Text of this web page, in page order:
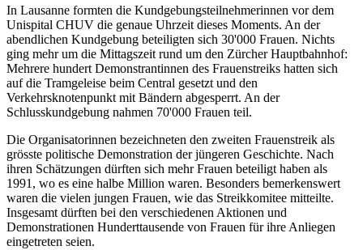
In Lausanne formten die Kundgebungsteilnehmerinnen vor dem
Unispital CHUV die genaue Uhrzeit dieses Moments. An der
abendlichen Kundgebung beteiligten sich 30'000 Frauen. Nichts
ging mehr um die Mittagszeit rund um den Zürcher Hauptbahnhof:
Mehrere hundert Demonstrantinnen des Frauenstreiks hatten sich
auf die Tramgeleise beim Central gesetzt und den
Verkehrsknotenpunkt mit Bändern abgesperrt. An der
Schlusskundgebung nahmen 70'000 Frauen teil.
Die Organisatorinnen bezeichneten den zweiten Frauenstreik als
grösste politische Demonstration der jüngeren Geschichte. Nach
ihren Schätzungen dürften sich mehr Frauen beteiligt haben als
1991, wo es eine halbe Million waren. Besonders bemerkenswert
waren die vielen jungen Frauen, wie das Streikkomitee mitteilte.
Insgesamt dürften bei den verschiedenen Aktionen und
Demonstrationen Hunderttausende von Frauen für ihre Anliegen
eingetreten seien.